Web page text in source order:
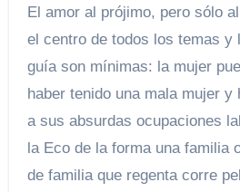
El amor al prójimo, pero sólo
el centro de todos los temas y
guía son mínimas: la mujer
haber tenido una mala mujer y
a sus absurdas ocupaciones
la Eco de la forma una familia
de familia que regenta corre